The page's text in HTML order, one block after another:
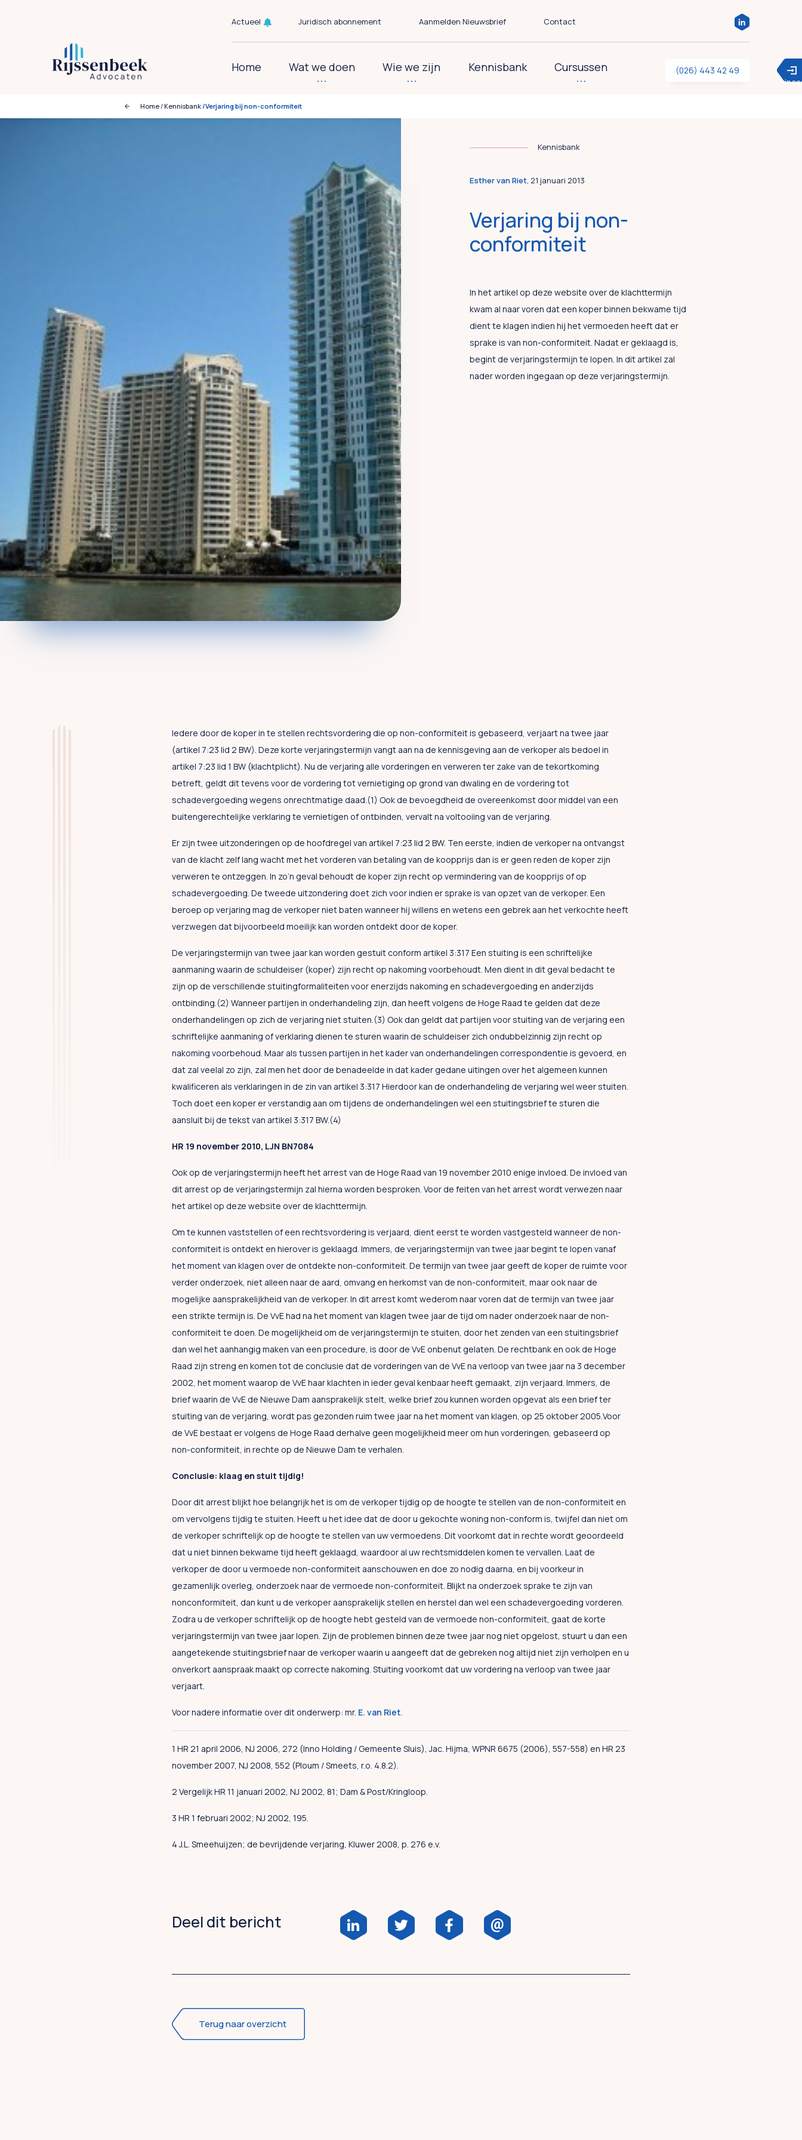
Actueel Juridisch abonnement Aanmelden Nieuwsbrief Contact
Home Wat we doen Wie we zijn Kennisbank Cursussen (026) 443 42 49
Home/Kennisbank/Verjaring bij non-conformiteit
Kennisbank
Esther van Riet, 21 januari 2013
Verjaring bij non-
conformiteit
In het artikel op deze website over de klachttermijn
kwam al naar voren dat een koper binnen bekwame tijd
dient te klagen indien hij het vermoeden heeft dat er
sprake is van non-conformiteit. Nadat er geklaagd is,
begint de verjaringstermijn te lopen. In dit artikel zal
nader worden ingegaan op deze verjaringstermijn.
Iedere door de koper in te stellen rechtsvordering die op non-conformiteit is gebaseerd, verjaart na twee jaar
(artikel 7:23 lid 2 BW). Deze korte verjaringstermijn vangt aan na de kennisgeving aan de verkoper als bedoel in
artikel 7:23 lid 1 BW (klachtplicht). Nu de verjaring alle vorderingen en verweren ter zake van de tekortkoming
betreft, geldt dit tevens voor de vordering tot vernietiging op grond van dwaling en de vordering tot
schadevergoeding wegens onrechtmatige daad.(1) Ook de bevoegdheid de overeenkomst door middel van een
buitengerechtelijke verklaring te vernietigen of ontbinden, vervalt na voltooiing van de verjaring.
Er zijn twee uitzonderingen op de hoofdregel van artikel 7:23 lid 2 BW. Ten eerste, indien de verkoper na ontvangst
van de klacht zelf lang wacht met het vorderen van betaling van de koopprijs dan is er geen reden de koper zijn
verweren te ontzeggen. In zo’n geval behoudt de koper zijn recht op vermindering van de koopprijs of op
schadevergoeding. De tweede uitzondering doet zich voor indien er sprake is van opzet van de verkoper. Een
beroep op verjaring mag de verkoper niet baten wanneer hij willens en wetens een gebrek aan het verkochte heeft
verzwegen dat bijvoorbeeld moeilijk kan worden ontdekt door de koper.
De verjaringstermijn van twee jaar kan worden gestuit conform artikel 3:317 Een stuiting is een schriftelijke
aanmaning waarin de schuldeiser (koper) zijn recht op nakoming voorbehoudt. Men dient in dit geval bedacht te
zijn op de verschillende stuitingformaliteiten voor enerzijds nakoming en schadevergoeding en anderzijds
ontbinding.(2) Wanneer partijen in onderhandeling zijn, dan heeft volgens de Hoge Raad te gelden dat deze
onderhandelingen op zich de verjaring niet stuiten.(3) Ook dan geldt dat partijen voor stuiting van de verjaring een
schriftelijke aanmaning of verklaring dienen te sturen waarin de schuldeiser zich ondubbelzinnig zijn recht op
nakoming voorbehoud. Maar als tussen partijen in het kader van onderhandelingen correspondentie is gevoerd, en
dat zal veelal zo zijn, zal men het door de benadeelde in dat kader gedane uitingen over het algemeen kunnen
kwalificeren als verklaringen in de zin van artikel 3:317 Hierdoor kan de onderhandeling de verjaring wel weer stuiten.
Toch doet een koper er verstandig aan om tijdens de onderhandelingen wel een stuitingsbrief te sturen die
aansluit bij de tekst van artikel 3:317 BW.(4)
HR 19 november 2010, LJN BN7084
Ook op de verjaringstermijn heeft het arrest van de Hoge Raad van 19 november 2010 enige invloed. De invloed van
dit arrest op de verjaringstermijn zal hierna worden besproken. Voor de feiten van het arrest wordt verwezen naar
het artikel op deze website over de klachttermijn.
Om te kunnen vaststellen of een rechtsvordering is verjaard, dient eerst te worden vastgesteld wanneer de non-
conformiteit is ontdekt en hierover is geklaagd. Immers, de verjaringstermijn van twee jaar begint te lopen vanaf
het moment van klagen over de ontdekte non-conformiteit. De termijn van twee jaar geeft de koper de ruimte voor
verder onderzoek, niet alleen naar de aard, omvang en herkomst van de non-conformiteit, maar ook naar de
mogelijke aansprakelijkheid van de verkoper. In dit arrest komt wederom naar voren dat de termijn van twee jaar
een strikte termijn is. De VvE had na het moment van klagen twee jaar de tijd om nader onderzoek naar de non-
conformiteit te doen. De mogelijkheid om de verjaringstermijn te stuiten, door het zenden van een stuitingsbrief
dan wel het aanhangig maken van een procedure, is door de VvE onbenut gelaten. De rechtbank en ook de Hoge
Raad zijn streng en komen tot de conclusie dat de vorderingen van de VvE na verloop van twee jaar na 3 december
2002, het moment waarop de VvE haar klachten in ieder geval kenbaar heeft gemaakt, zijn verjaard. Immers, de
brief waarin de VvE de Nieuwe Dam aansprakelijk stelt, welke brief zou kunnen worden opgevat als een brief ter
stuiting van de verjaring, wordt pas gezonden ruim twee jaar na het moment van klagen, op 25 oktober 2005.Voor
de VvE bestaat er volgens de Hoge Raad derhalve geen mogelijkheid meer om hun vorderingen, gebaseerd op
non-conformiteit, in rechte op de Nieuwe Dam te verhalen.
Conclusie: klaag en stuit tijdig!
Door dit arrest blijkt hoe belangrijk het is om de verkoper tijdig op de hoogte te stellen van de non-conformiteit en
om vervolgens tijdig te stuiten. Heeft u het idee dat de door u gekochte woning non-conform is, twijfel dan niet om
de verkoper schriftelijk op de hoogte te stellen van uw vermoedens. Dit voorkomt dat in rechte wordt geoordeeld
dat u niet binnen bekwame tijd heeft geklaagd, waardoor al uw rechtsmiddelen komen te vervallen. Laat de
verkoper de door u vermoede non-conformiteit aanschouwen en doe zo nodig daarna, en bij voorkeur in
gezamenlijk overleg, onderzoek naar de vermoede non-conformiteit. Blijkt na onderzoek sprake te zijn van
nonconformiteit, dan kunt u de verkoper aansprakelijk stellen en herstel dan wel een schadevergoeding vorderen.
Zodra u de verkoper schriftelijk op de hoogte hebt gesteld van de vermoede non-conformiteit, gaat de korte
verjaringstermijn van twee jaar lopen. Zijn de problemen binnen deze twee jaar nog niet opgelost, stuurt u dan een
aangetekende stuitingsbrief naar de verkoper waarin u aangeeft dat de gebreken nog altijd niet zijn verholpen en u
onverkort aanspraak maakt op correcte nakoming. Stuiting voorkomt dat uw vordering na verloop van twee jaar
verjaart.
Voor nadere informatie over dit onderwerp: mr. E. van Riet.
1 HR 21 april 2006, NJ 2006, 272 (Inno Holding / Gemeente Sluis), Jac. Hijma, WPNR 6675 (2006), 557-558) en HR 23
november 2007, NJ 2008, 552 (Ploum / Smeets, r.o. 4.8.2).
2 Vergelijk HR 11 januari 2002, NJ 2002, 81; Dam & Post/Kringloop.
3 HR 1 februari 2002; NJ 2002, 195.
4 J.L. Smeehuijzen; de bevrijdende verjaring, Kluwer 2008, p. 276 e.v.
Deel dit bericht
Terug naar overzicht